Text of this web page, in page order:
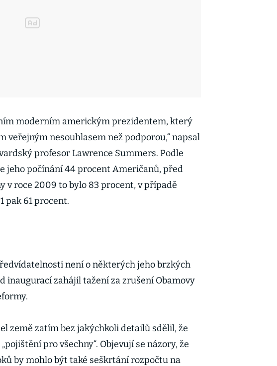
moderním americkým prezidentem, který
veřejným nesouhlasem než podporou,“ napsal
profesor Lawrence Summers. Podle
jeho počínání 44 procent Američanů, před
v roce 2009 to bylo 83 procent, v případě
pak 61 procent.
není o některých jeho brzkých
inaugurací zahájil tažení za zrušení Obamovy
země zatím bez jakýchkoli detailů sdělil, že
pro všechny“. Objevují se názory, že
by mohlo být také seškrtání rozpočtu na